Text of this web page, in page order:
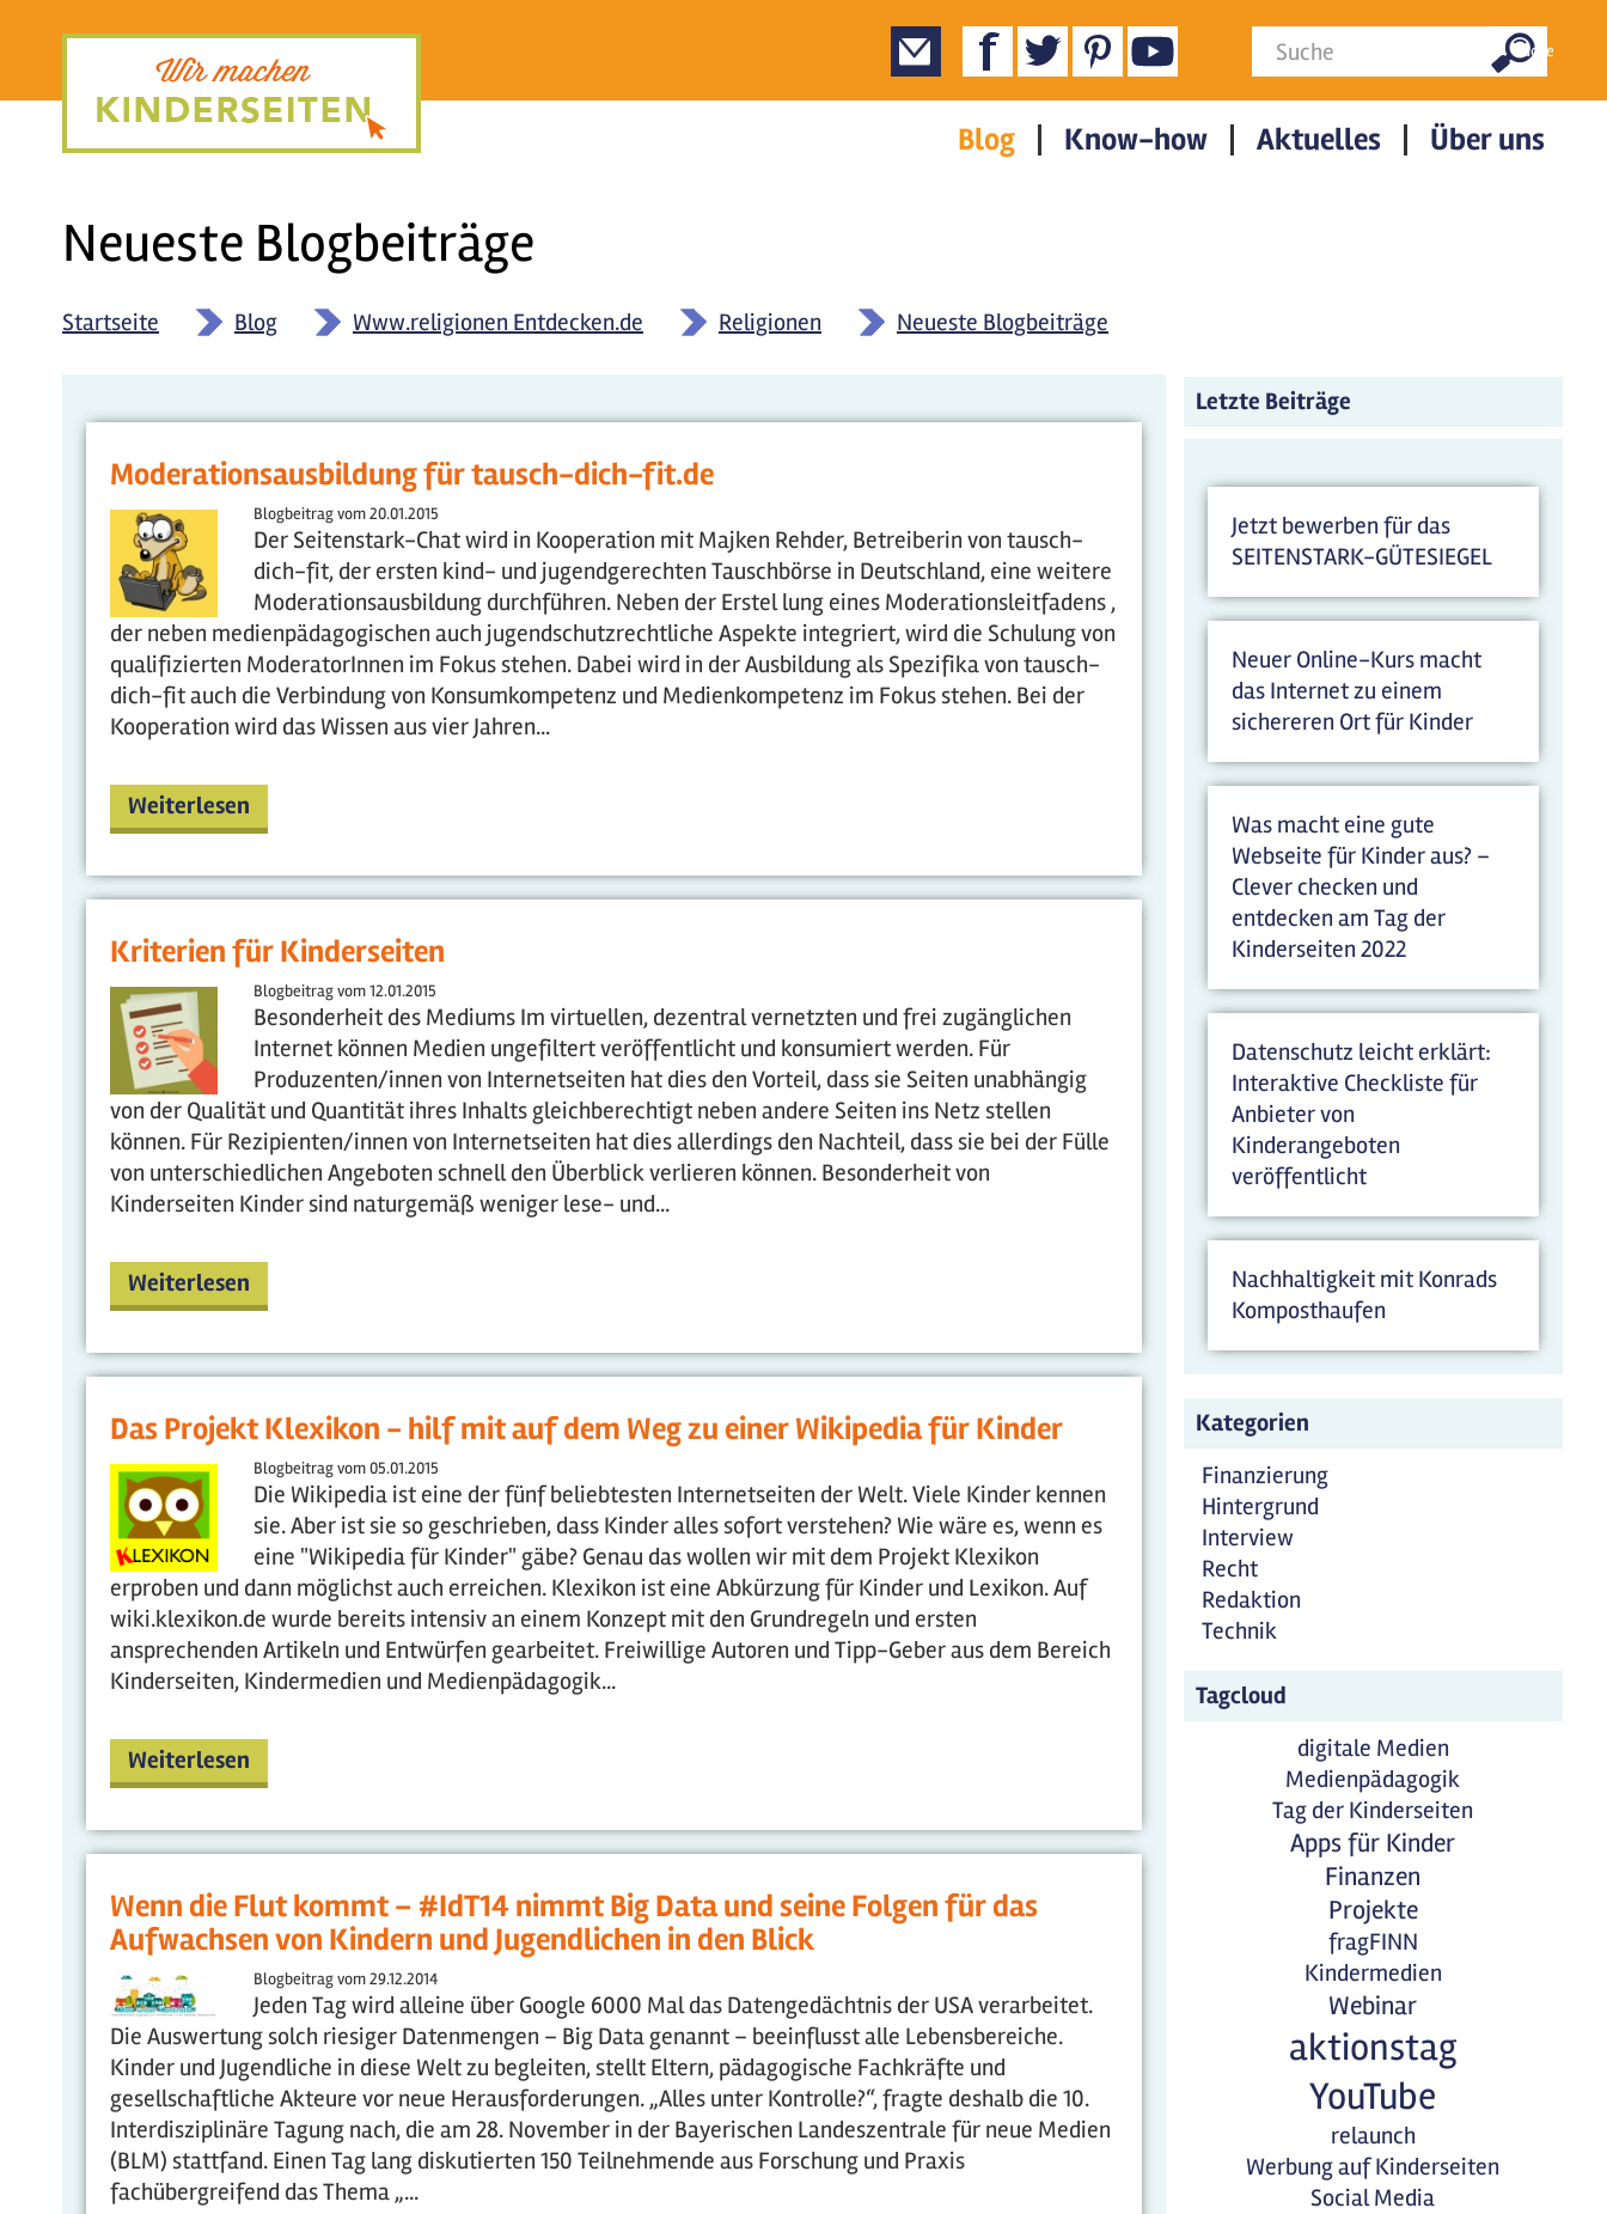
Suchformular Suche
Blog Know-how Aktuelles Über uns
Neueste Blogbeiträge
Startseite » Blog » Www.religionen Entdecken.de » Religionen » Neueste Blogbeiträge
Moderationsausbildung für tausch-dich-fit.de
Blogbeitrag vom20.01.2015
Der Seitenstark-Chat wird in Kooperation mit Majken Rehder, Betreiberin von tausch-
dich-fit, der ersten kind- und jugendgerechten Tauschbörse in Deutschland, eine weitere
Moderationsausbildung durchführen. Neben der Erstel lung eines Moderationsleitfadens ,
der neben medienpädagogischen auch jugendschutzrechtliche Aspekte integriert, wird die Schulung von
qualifizierten ModeratorInnen im Fokus stehen. Dabei wird in der Ausbildung als Spezifika von tausch-
dich-fit auch die Verbindung von Konsumkompetenz und Medienkompetenz im Fokus stehen. Bei der
Kooperation wird das Wissen aus vier Jahren...
Weiterlesen
Kriterien für Kinderseiten
Blogbeitrag vom12.01.2015
Besonderheit des Mediums Im virtuellen, dezentral vernetzten und frei zugänglichen
Internet können Medien ungefiltert veröffentlicht und konsumiert werden. Für
Produzenten/innen von Internetseiten hat dies den Vorteil, dass sie Seiten unabhängig
von der Qualität und Quantität ihres Inhalts gleichberechtigt neben andere Seiten ins Netz stellen
können. Für Rezipienten/innen von Internetseiten hat dies allerdings den Nachteil, dass sie bei der Fülle
von unterschiedlichen Angeboten schnell den Überblick verlieren können. Besonderheit von
Kinderseiten Kinder sind naturgemäß weniger lese- und...
Weiterlesen
Das Projekt Klexikon - hilf mit auf dem Weg zu einer Wikipedia für Kinder
Blogbeitrag vom05.01.2015
Die Wikipedia ist eine der fünf beliebtesten Internetseiten der Welt. Viele Kinder kennen
sie. Aber ist sie so geschrieben, dass Kinder alles sofort verstehen? Wie wäre es, wenn es
eine "Wikipedia für Kinder" gäbe? Genau das wollen wir mit dem Projekt Klexikon
erproben und dann möglichst auch erreichen. Klexikon ist eine Abkürzung für Kinder und Lexikon. Auf
wiki.klexikon.de wurde bereits intensiv an einem Konzept mit den Grundregeln und ersten
ansprechenden Artikeln und Entwürfen gearbeitet. Freiwillige Autoren und Tipp-Geber aus dem Bereich
Kinderseiten, Kindermedien und Medienpädagogik...
Weiterlesen
Wenn die Flut kommt – #IdT14 nimmt Big Data und seine Folgen für das
Aufwachsen von Kindern und Jugendlichen in den Blick
Blogbeitrag vom29.12.2014
Jeden Tag wird alleine über Google 6000 Mal das Datengedächtnis der USA verarbeitet.
Die Auswertung solch riesiger Datenmengen – Big Data genannt – beeinflusst alle Lebensbereiche.
Kinder und Jugendliche in diese Welt zu begleiten, stellt Eltern, pädagogische Fachkräfte und
gesellschaftliche Akteure vor neue Herausforderungen. „Alles unter Kontrolle?“, fragte deshalb die 10.
Interdisziplinäre Tagung nach, die am 28. November in der Bayerischen Landeszentrale für neue Medien
(BLM) stattfand. Einen Tag lang diskutierten 150 Teilnehmende aus Forschung und Praxis
fachübergreifend das Thema „...
Letzte Beiträge
Jetzt bewerben für das
SEITENSTARK-GÜTESIEGEL
Neuer Online-Kurs macht
das Internet zu einem
sichereren Ort für Kinder
Was macht eine gute
Webseite für Kinder aus? –
Clever checken und
entdecken am Tag der
Kinderseiten 2022
Datenschutz leicht erklärt:
Interaktive Checkliste für
Anbieter von
Kinderangeboten
veröffentlicht
Nachhaltigkeit mit Konrads
Komposthaufen
Kategorien
Finanzierung
Hintergrund
Interview
Recht
Redaktion
Technik
Tagcloud
digitale Medien
Medienpädagogik
Tag der Kinderseiten
Apps für Kinder
Finanzen
Projekte
fragFINN
Kindermedien
Webinar
aktionstag
YouTube
relaunch
Werbung auf Kinderseiten
Social Media